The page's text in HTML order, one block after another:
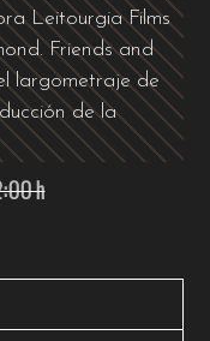
Leitourgia Films
Friends and
largometraje de
de la
h